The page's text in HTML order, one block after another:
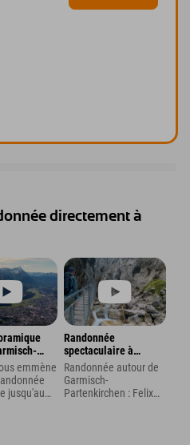
directement à
: Belle
avec vue
emmène
jusqu'au
Randonnée
spectaculaire à
travers les gorges de
Höllental jusqu'au lac
Eibsee
Randonnée autour de
Garmisch-
Partenkirchen : Felix